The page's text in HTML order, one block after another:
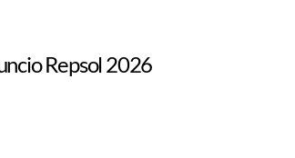
Repsol 2026